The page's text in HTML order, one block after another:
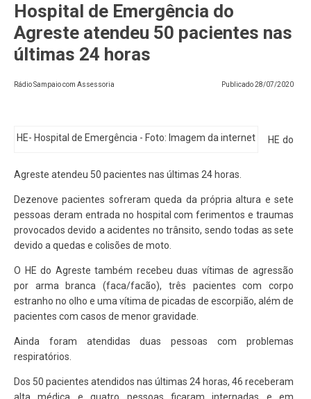
Hospital de Emergência do
Agreste atendeu 50 pacientes nas
últimas 24 horas
Rádio Sampaio com Assessoria Publicado28/07/2020
HE- Hospital de Emergência - Foto: Imagem da internet HE do
Agreste atendeu 50 pacientes nas últimas 24 horas.
Dezenove pacientes sofreram queda da própria altura e sete
pessoas deram entrada no hospital com ferimentos e traumas
provocados devido a acidentes no trânsito, sendo todas as sete
devido a quedas e colisões de moto.
O HE do Agreste também recebeu duas vítimas de agressão
por arma branca (faca/facão), três pacientes com corpo
estranho no olho e uma vítima de picadas de escorpião, além de
pacientes com casos de menor gravidade.
Ainda foram atendidas duas pessoas com problemas
respiratórios.
Dos 50 pacientes atendidos nas últimas 24 horas, 46 receberam